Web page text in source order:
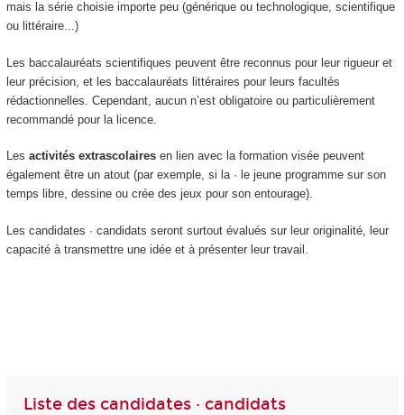
mais la série choisie importe peu (générique ou technologique, scientifique
ou littéraire...)
Les baccalauréats scientifiques peuvent être reconnus pour leur rigueur et
leur précision, et les baccalauréats littéraires pour leurs facultés
rédactionnelles. Cependant, aucun n’est obligatoire ou particulièrement
recommandé pour la licence.
Les activités extrascolairesen lien avec la formation visée peuvent
également être un atout (par exemple, si la · le jeune programme sur son
temps libre, dessine ou crée des jeux pour son entourage).
Les candidates · candidats seront surtout évalués sur leur originalité, leur
capacité à transmettre une idée et à présenter leur travail.
Liste des candidates · candidats